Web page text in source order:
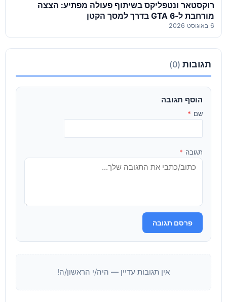
רוקסטאר ונטפליקס בשיתוף פעולה מפתיע: הצצה
מורחבת ל-GTA 6 בדרך למסך הקטן
6 באוגוסט 2026
תגובות (0)
הוסף תגובה
שם *
תגובה *
פרסם תגובה
אין תגובות עדיין — היה/י הראשון/ה!